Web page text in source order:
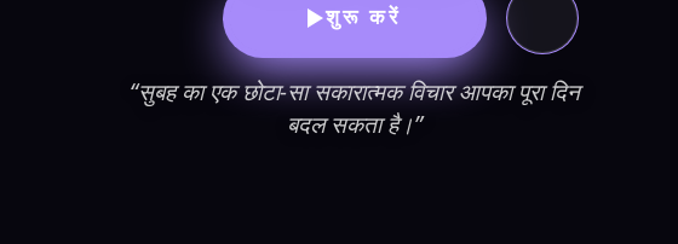
शुरू करें
“सुबह का एक छोटा-सा सकारात्मक विचार आपका पूरा दिन
बदल सकता है।”